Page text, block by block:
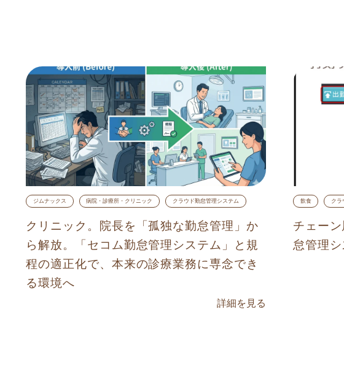
ジムナックス 病院・診療所・クリニック クラウド勤怠管理システム
クリニック。院長を「孤独な勤怠管理」か
ら解放。「セコム勤怠管理システム」と規
程の適正化で、本来の診療業務に専念でき
る環境へ
詳細を見る
飲食 クラ
チェー
怠管理